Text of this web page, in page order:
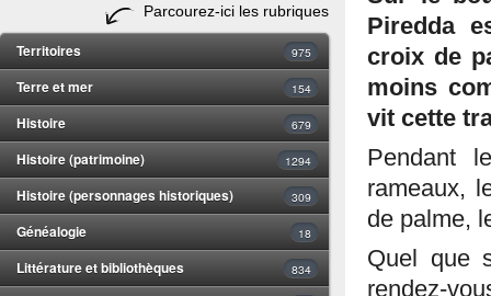
Parcourez-ici les rubriques
Territoires 975
Terre et mer 154
Histoire 679
Histoire (patrimoine) 1294
Histoire (personnages historiques) 309
Généalogie 18
Littérature et bibliothèques 834
Piredda
croix de
moins
vit cette
Pendant
rameaux,
de palme,
Quel que
rendez-